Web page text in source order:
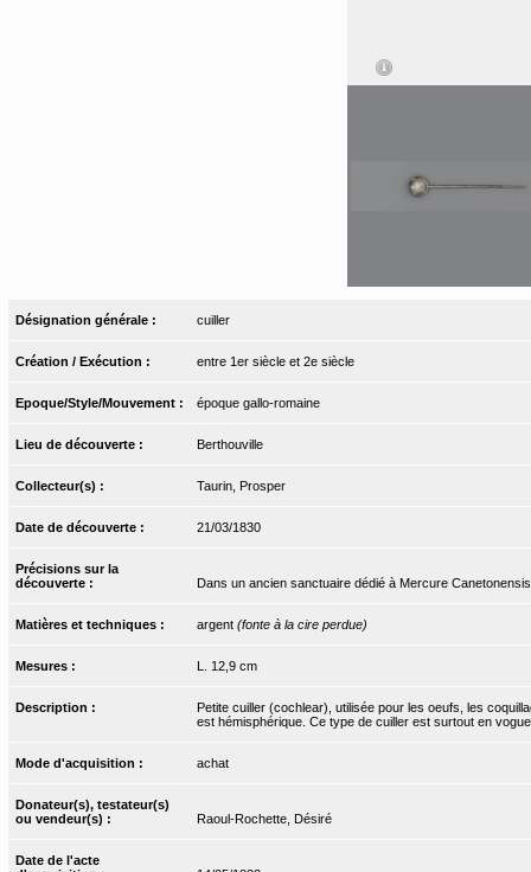
Désignation générale : cuiller
Création / Exécution : entre 1er siècle et 2e siècle
Epoque/Style/Mouvement : époque gallo-romaine
Lieu de découverte : Berthouville
Collecteur(s) : Taurin, Prosper
Date de découverte : 21/03/1830
Précisions sur la
découverte :
Dans un ancien sanctuaire dédié à Mercure
Matières et techniques : argent (fonte à la cire perdue)
Mesures : L. 12,9 cm
Description :
Petite cuiller (cochlear), utilisée pour les oeufs, les
est hémisphérique. Ce type de cuiller est surtout en
Mode d'acquisition : achat
Donateur(s), testateur(s)
ou vendeur(s) :
Raoul-Rochette, Désiré
Date de l'acte